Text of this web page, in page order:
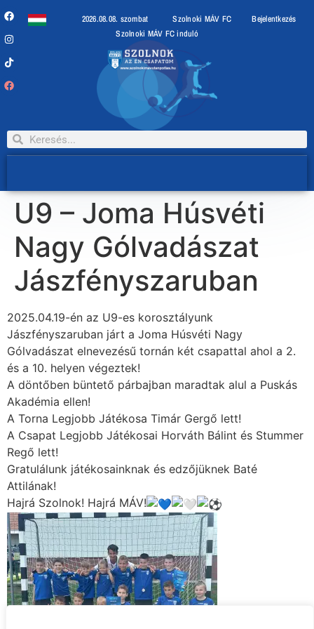
2026.08.08. szombat Szolnoki MÁV FC
Bejelentkezés
Szolnoki MÁV FC induló
U9 – Joma Húsvéti
Nagy Gólvadászat
Jászfényszaruban
2025.04.19-én az U9-es korosztályunk
Jászfényszaruban járt a Joma Húsvéti Nagy
Gólvadászat elnevezésű tornán két csapattal ahol a 2.
és a 10. helyen végeztek!
A döntőben büntető párbajban maradtak alul a Puskás
Akadémia ellen!
A Torna Legjobb Játékosa Timár Gergő lett!
A Csapat Legjobb Játékosai Horváth Bálint és Stummer
Regő lett!
Gratulálunk játékosainknak és edzőjüknek Baté
Attilának!
Hajrá Szolnok! Hajrá MÁV!